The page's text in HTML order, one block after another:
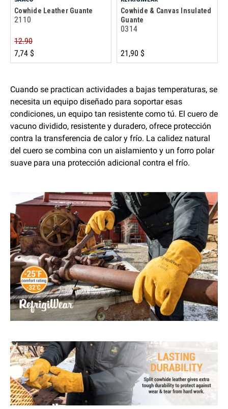
Cowhide Leather Guante
2110
12.90
7,74 $
Cowhide & Canvas Insulated
Guante
0314
21,90 $
Cuando se practican actividades a bajas temperaturas, se
necesita un equipo diseñado para soportar esas
condiciones, un equipo tan resistente como tú. El cuero de
vacuno dividido, resistente y duradero, ofrece protección
contra la transferencia de calor y frío. La calidez natural
del cuero se combina con un aislamiento y un forro polar
suave para una protección adicional contra el frío.